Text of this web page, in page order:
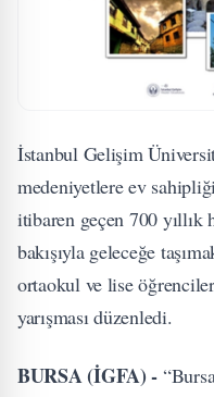
İstanbul Gelişim
medeniyetlere ev
itibaren geçen 700 yıllık
bakışıyla geleceğe
ortaokul ve lise
yarışması düzenledi.
BURSA (İGFA) -